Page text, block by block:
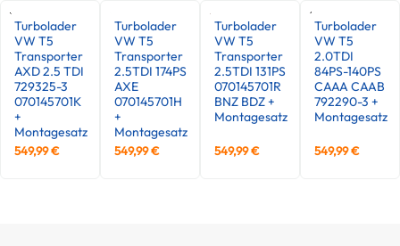
Turbolader
VW T5
Transporter
AXD 2.5 TDI
729325-3
070145701K
+
Montagesatz
549,99€
Turbolader
VW T5
Transporter
2.5TDI 174PS
AXE
070145701H
+
Montagesatz
549,99€
Turbolader
VW T5
Transporter
2.5TDI 131PS
070145701R
BNZ BDZ +
Montagesatz
549,99€
Turbolader
VW T5
2.0TDI
84PS-140PS
CAAA CAAB
792290-3 +
Montagesatz
549,99€